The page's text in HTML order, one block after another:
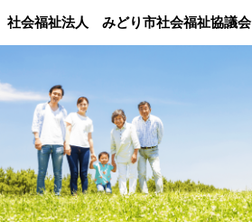
社会福祉法人 みどり市社会福祉協議会